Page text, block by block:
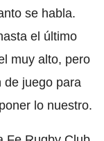
se habla.
el último
muy alto, pero
de juego para
lo nuestro.